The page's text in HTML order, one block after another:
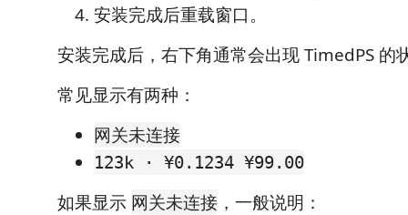
安装完成后重载窗口。
安装完成后，右下角通常会出现 TimedPS 的
常见显示有两种：
网关未连接
123k · ¥0.1234 ¥99.00
如果显示 网关未连接 ，一般说明：